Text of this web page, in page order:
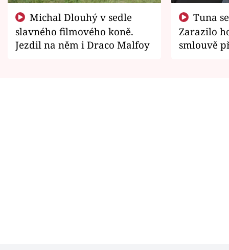
slavného filmového koně.
Jezdil na něm i Draco Malfoy
Zarazilo
smlouvě